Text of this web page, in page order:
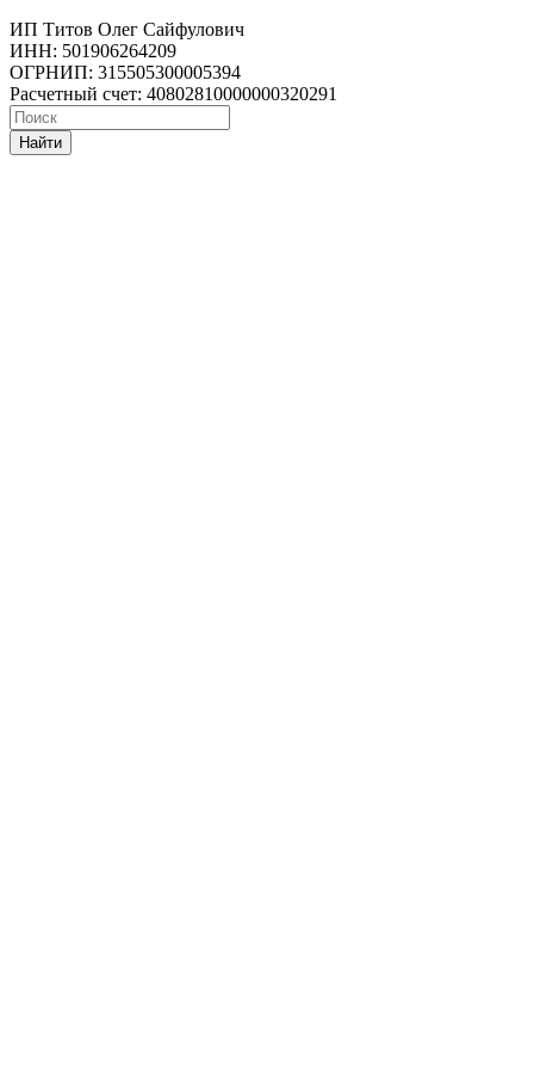
ИП Титов Олег Сайфулович
ИНН: 501906264209
ОГРНИП: 315505300005394
Расчетный счет: 40802810000000320291
Найти